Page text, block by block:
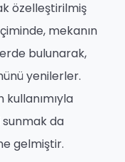
özelleştirilmiş
mekanın
bulunarak,
yenilerler.
da
gelmiştir.